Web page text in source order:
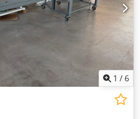
Adsfx Ah Horf Gewicht: 1.500 kg
kettinglader Elektronische
Gemotoriseerde
uitschakelbare
CE-certificaat
1 / 6